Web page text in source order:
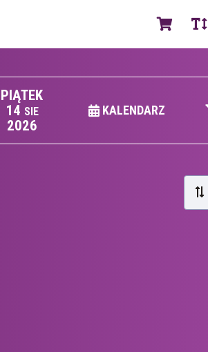
PIĄTEK
14 SIE
2026
KALENDARZ